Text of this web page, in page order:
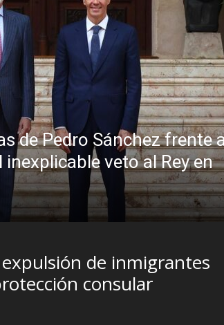
la peligrosa
sombra del Foro de São
agosto, 2026
expulsión de inmigrantes
consular